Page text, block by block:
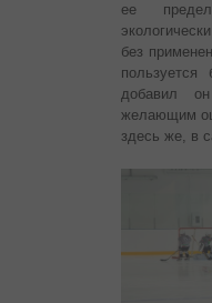
ее
без
добавил
желающим
здесь же, в